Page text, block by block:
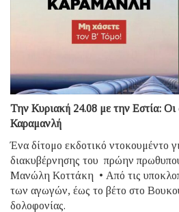
Την Κυριακή 24.08 με την Εστία: Οι
Καραμανλή
Ένα δίτομο εκδοτικό ντοκουμέντο
διακυβέρνησης του πρώην
Μανώλη Κοττάκη • Από τις
των αγωγών, έως το βέτο στο
δολοφονίας.